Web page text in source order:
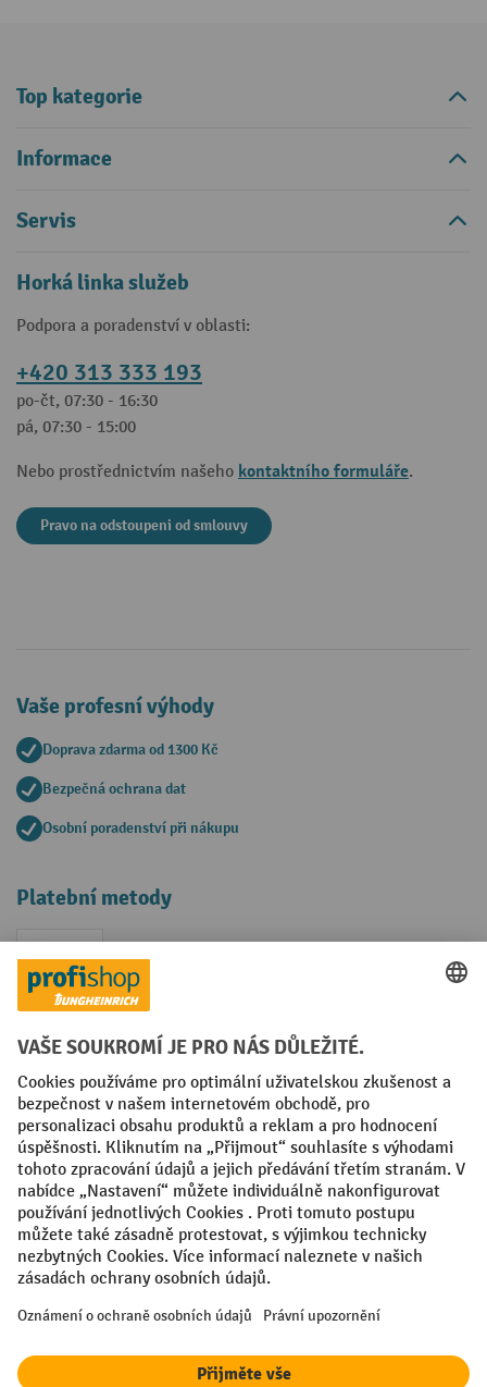
Top kategorie
Informace
Servis
Horká linka služeb
Podpora a poradenství v oblasti:
+420 313 333 193
po-čt, 07:30 - 16:30
pá, 07:30 - 15:00
Nebo prostřednictvím našeho kontaktního formuláře.
Pravo na odstoupeni od smlouvy
Vaše profesní výhody
Doprava zdarma od 1300 Kč
Bezpečná ochrana dat
Osobní poradenství při nákupu
Platební metody
Faktura
Sociální sítě
Facebook
YouTubeLinkedIn
VODP Otisk
Prohlášení o ochraně osobních údajů
Nastavení ochrany osobních údajů
All prices excl. VAT plusshipping costsand possible delivery charges,
¹ Sleva platí do vyprodání zásob. Sleva se nevztahuje na akční ceny.